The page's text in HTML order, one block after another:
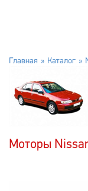
Главная Каталог
Моторы